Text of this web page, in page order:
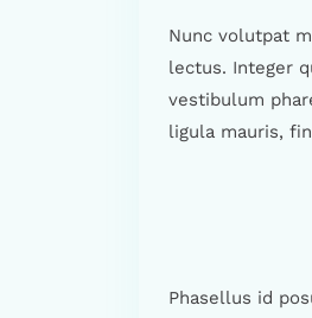
Nunc volutpat
lectus. Integer
vestibulum
ligula mauris,
Phasellus id